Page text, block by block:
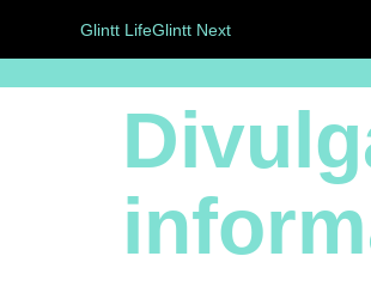
Glintt LifeGlintt Next